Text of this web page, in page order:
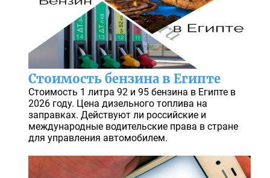
Стоимость бензина в Египте
Стоимость 1 литра 92 и 95 бензина в Египте в
2026 году. Цена дизельного топлива на
заправках. Действуют ли российские и
международные водительские права в стране
для управления автомобилем.